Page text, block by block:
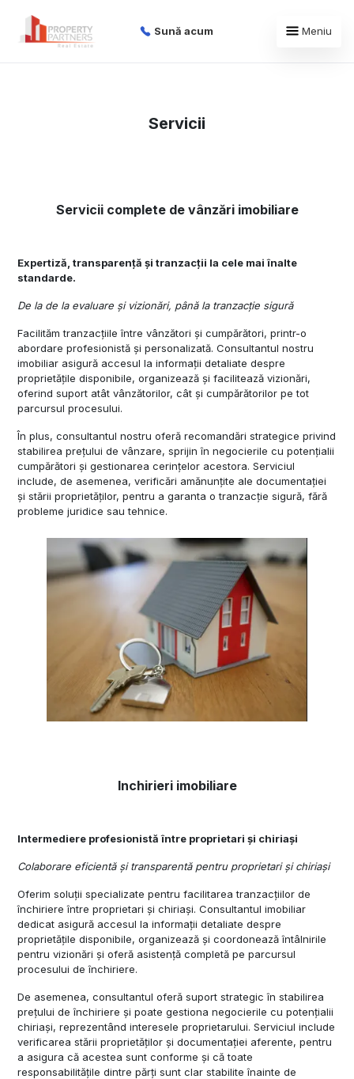
Sună acum Meniu
Servicii
Servicii complete de vânzări imobiliare
Expertiză, transparență și tranzacții la cele mai înalte
standarde.
De la de la evaluare și vizionări, până la tranzacție sigură
Facilităm tranzacțiile între vânzători și cumpărători, printr-o
abordare profesionistă și personalizată. Consultantul nostru
imobiliar asigură accesul la informații detaliate despre
proprietățile disponibile, organizează și facilitează vizionări,
oferind suport atât vânzătorilor, cât și cumpărătorilor pe tot
parcursul procesului.
În plus, consultantul nostru oferă recomandări strategice privind
stabilirea prețului de vânzare, sprijin în negocierile cu potențialii
cumpărători și gestionarea cerințelor acestora. Serviciul
include, de asemenea, verificări amănunțite ale documentației
și stării proprietăților, pentru a garanta o tranzacție sigură, fără
probleme juridice sau tehnice.
Inchirieri imobiliare
Intermediere profesionistă între proprietari și chiriași
Colaborare eficientă și transparentă pentru proprietari și chiriași
Oferim soluții specializate pentru facilitarea tranzacțiilor de
închiriere între proprietari și chiriași. Consultantul imobiliar
dedicat asigură accesul la informații detaliate despre
proprietățile disponibile, organizează și coordonează întâlnirile
pentru vizionări și oferă asistență completă pe parcursul
procesului de închiriere.
De asemenea, consultantul oferă suport strategic în stabilirea
prețului de închiriere și poate gestiona negocierile cu potențialii
chiriași, reprezentând interesele proprietarului. Serviciul include
verificarea stării proprietăților și documentației aferente, pentru
a asigura că acestea sunt conforme și că toate
responsabilitățile dintre părți sunt clar stabilite înainte de